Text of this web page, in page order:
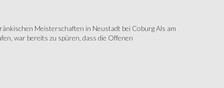
Meisterschaften in Neustadt bei Coburg Als am
war bereits zu spüren, dass die Offenen